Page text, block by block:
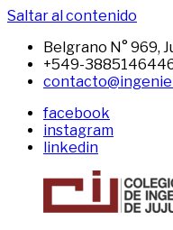
Saltar al contenido
Belgrano N° 969,
+549-
facebook
instagram
linkedin